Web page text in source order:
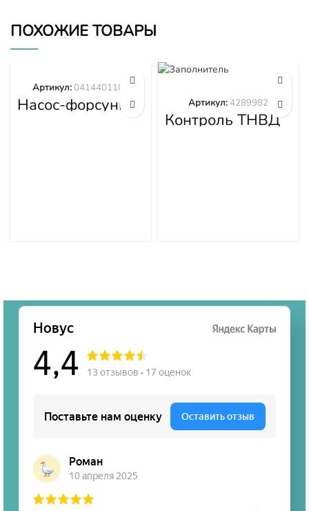
ПОХОЖИЕ ТОВАРЫ
Насос-форсунка
0414401105
Артикул:0414401105
Контроль ТНВД
4289982
Артикул:4289982